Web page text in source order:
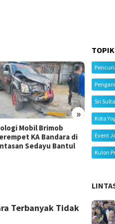
»
Mobil Brimob
KA Bandara di
Sedayu Bantul
Tiga
Ibu
Terbanyak Tidak
Sri
Kota
Event
Kulon